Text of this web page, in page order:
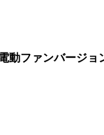
動ファンバージョ